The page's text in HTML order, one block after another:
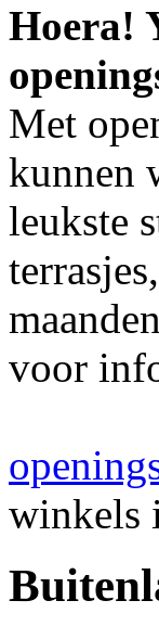
Hoera!
Met
kunnen
leukste
voor
winkels